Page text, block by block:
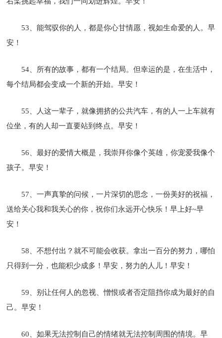
53、能驾驭你的人，都是你心甘情愿，视如生命爱的人。早
安！
54、所有的故事，都有一个结局。但幸运的是，在生活中，
每个结局都会变成一个新的开始。早安！
55、人这一辈子，就像拥挤的公共汽车，有的人一上车就有
位坐，有的人却一直要站到终点。早安！
56、最好的爱情大概是，我崇拜你像个英雄，你宠爱我像个
孩子。早安！
57、一声真挚的问候，一片深切的思念，一份美好的祝福，
送给关心我和我关心的你，祝你们永远开心快乐！早上好~早
安！
58、不想付出？就不可能会收获。拿出一百分的努力，哪怕
只得到一分，也能积少成多！早安，努力的人儿！早安！
59、别让任何人的忽视、憎恨或者否定阻挡你成为最好的自
己。早安！
60、如果无法控制自己的情绪就无法控制周围的情境。早